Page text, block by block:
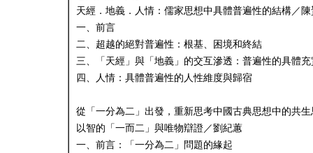
天經．地義．人情：儒家思想中具體普遍性的結構／陳
一、前言
二、超越的絕對普遍性：根基、困境和終結
三、「天經」與「地義」的交互滲透：普遍性的具體充
四、人情：具體普遍性的人性維度與歸宿
從「一分為二」出發，重新思考中國古典思想中的共
以智的「一而二」與唯物辯證／劉紀蕙
一、前言：「一分為二」問題的緣起